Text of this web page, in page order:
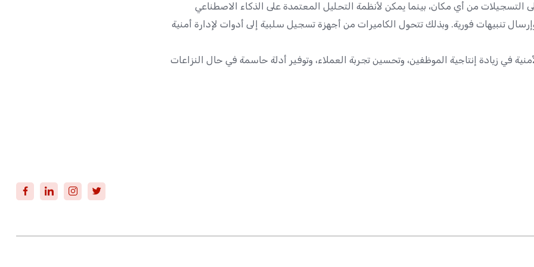
التسجيلات من أي مكان، بينما يمكن لأنظمة التحليل المعتمدة على الذكاء الاصطناعي
تنبيهات فورية. وبذلك تتحول الكاميرات من أجهزة تسجيل سلبية إلى أدوات لإدارة أمنية
في زيادة إنتاجية الموظفين، وتحسين تجربة العملاء، وتوفير أدلة حاسمة في حال النزاعات